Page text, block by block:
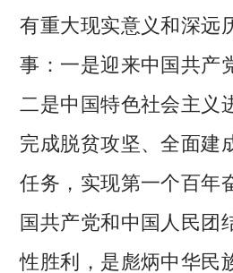
有重大现实意义和深远
事：一是迎来中国共产
二是中国特色社会主义
完成脱贫攻坚、全面建
任务，实现第一个百年
国共产党和中国人民团
性胜利，是彪炳中华民